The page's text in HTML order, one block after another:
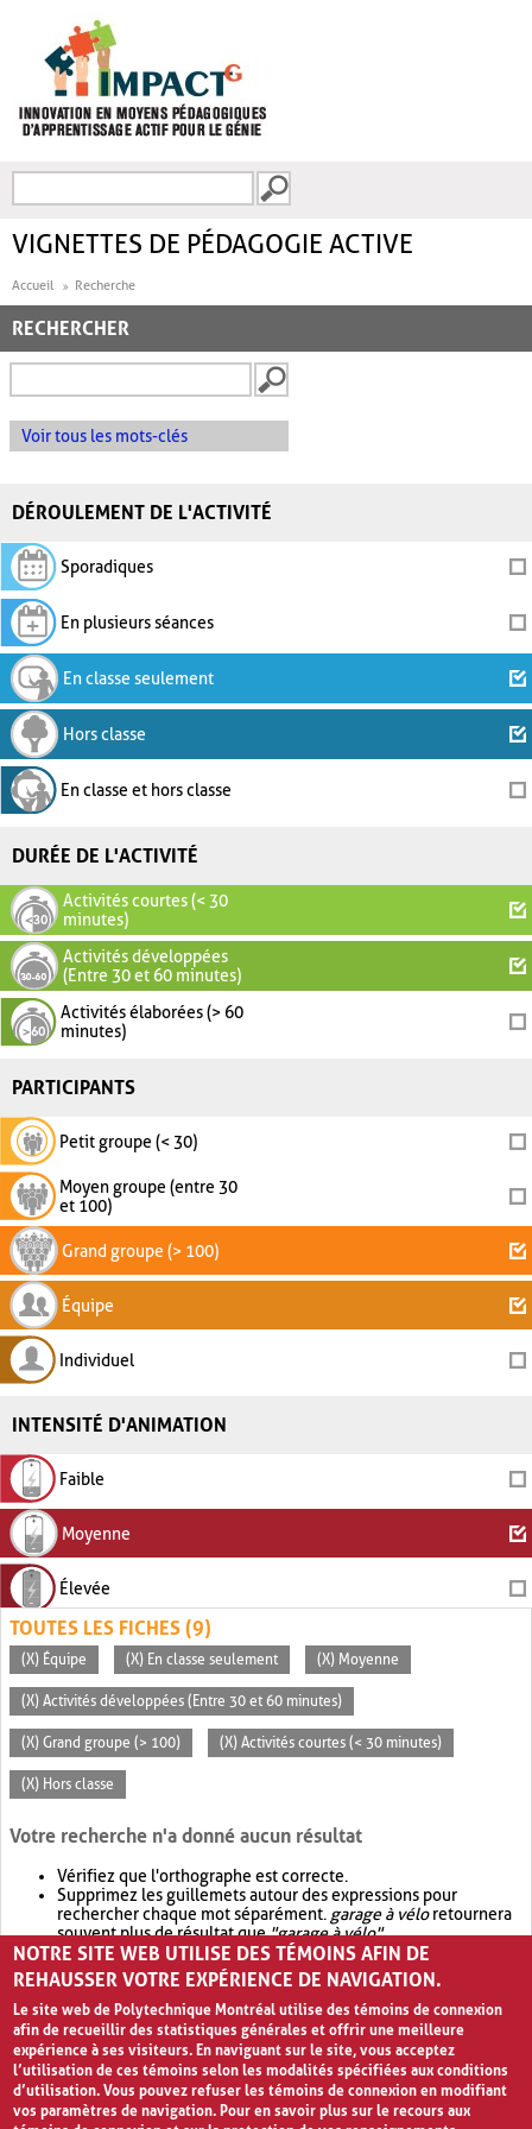
FORMULAIRE DE
VIGNETTES DE PÉDAGOGIE ACTIVE
Accueil Recherche
RECHERCHER
Voir tous les mots-clés
DÉROULEMENT DE L'ACTIVITÉ
Sporadiques
En plusieurs séances
En classe seulement
Hors classe
En classe et hors classe
DURÉE DE L'ACTIVITÉ
Activités courtes (< 30
minutes)
Activités développées
(Entre 30 et 60 minutes)
Activités élaborées (> 60
minutes)
PARTICIPANTS
Petit groupe (< 30)
Moyen groupe (entre 30
et 100)
Grand groupe (> 100)
Équipe
Individuel
INTENSITÉ D'ANIMATION
Faible
Moyenne
Élevée
TOUTES LES FICHES (9)
(X) Équipe (X) En classe seulement (X) Moyenne
(X) Activités développées (Entre 30 et 60 minutes)
(X) Grand groupe (> 100) (X) Activités courtes (< 30 minutes)
(X) Hors classe
Votre recherche n'a donné aucun résultat
Vérifiez que l'orthographe est correcte.
Supprimez les guillemets autour des expressions pour
rechercher chaque mot séparément. garage à véloretournera
souvent plus de résultat que"garage à vélo".
Envisagez d'élargir votre recherche avec OR.garage OR vélo
retournera souvent plus de résultat quegarage à vélo
NOTRE SITE WEB UTILISE DES TÉMOINS AFIN DE
REHAUSSER VOTRE EXPÉRIENCE DE NAVIGATION.
Le site web de Polytechnique Montréal utilise des témoins de connexion
afin de recueillir des statistiques générales et offrir une meilleure
expérience à ses visiteurs. En naviguant sur le site, vous acceptez
l’utilisation de ces témoins selon les modalités spécifiées aux conditions
d’utilisation. Vous pouvez refuser les témoins de connexion en modifiant
vos paramètres de navigation. Pour en savoir plus sur le recours aux